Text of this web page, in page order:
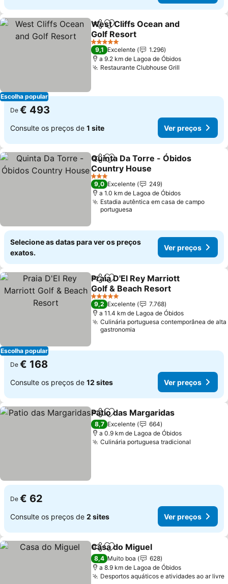
Escolha popular
PartilharAdicionar aos favoritos
West Cliffs Ocean and
Golf Resort
5 Estrelas
9,1 Excelente
1.296
a 9.2 km de Lagoa de Óbidos
Restaurante Clubhouse Grill
De € 493
Consulte os preços de 1 site Ver preços
PartilharAdicionar aos favoritos
Quinta Da Torre - Óbidos
Country House
3 Estrelas
9,0 Excelente
249
a 1.0 km de Lagoa de Óbidos
Estadia autêntica em casa de campo
portuguesa
Selecione as datas para ver os preços
exatos.
Ver preços
Escolha popular
PartilharAdicionar aos favoritos
Praia D'El Rey Marriott
Golf & Beach Resort
5 Estrelas
9,2 Excelente
7.768
a 11.4 km de Lagoa de Óbidos
Culinária portuguesa contemporânea de alta
gastronomia
De € 168
Consulte os preços de 12 sites Ver preços
PartilharAdicionar aos favoritos
Patio das Margaridas
8,7 Excelente
664
a 0.9 km de Lagoa de Óbidos
Culinária portuguesa tradicional
De € 62
Consulte os preços de 2 sites Ver preços
PartilharAdicionar aos favoritos
Casa do Miguel
8,4 Muito boa
628
a 8.9 km de Lagoa de Óbidos
Desportos aquáticos e atividades ao ar livre